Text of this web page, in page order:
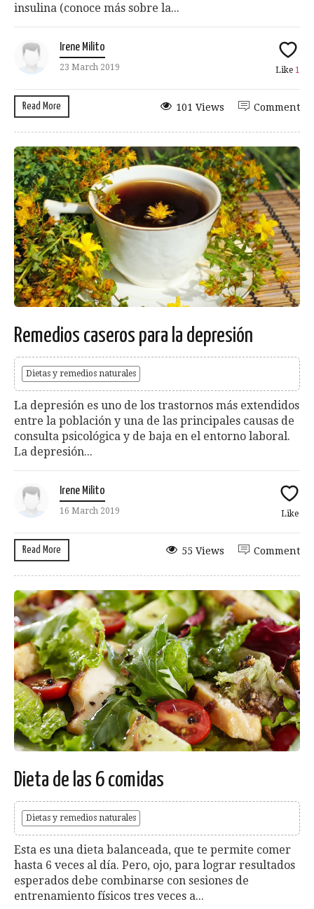
insulina (conoce más sobre la...
Irene Milito
23 March 2019 Like 1
Read More Comment
101 Views
Remedios caseros para la depresión
Dietas y remedios naturales
La depresión es uno de los trastornos más extendidos
entre la población y una de las principales causas de
consulta psicológica y de baja en el entorno laboral.
La depresión...
Irene Milito
16 March 2019 Like
Read More Comment
55 Views
Dieta de las 6 comidas
Dietas y remedios naturales
Esta es una dieta balanceada, que te permite comer
hasta 6 veces al día. Pero, ojo, para lograr resultados
esperados debe combinarse con sesiones de
entrenamiento físicos tres veces a...